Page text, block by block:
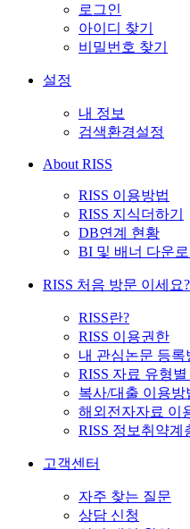
로그인
아이디 찾기
비밀번호 찾기
설정
내 정보
검색환경설정
About RISS
RISS 이용방법
RISS 지식더하기
DB연계 현황
BI 및 배너 다운
RISS 처음 방문 이세요?
RISS란?
RISS 이용권한
내 관심논문 등록
RISS 자료 유형
복사/대출 이용방
해외전자자료 이
RISS 정보취약계
고객센터
자주 찾는 질문
상담 신청